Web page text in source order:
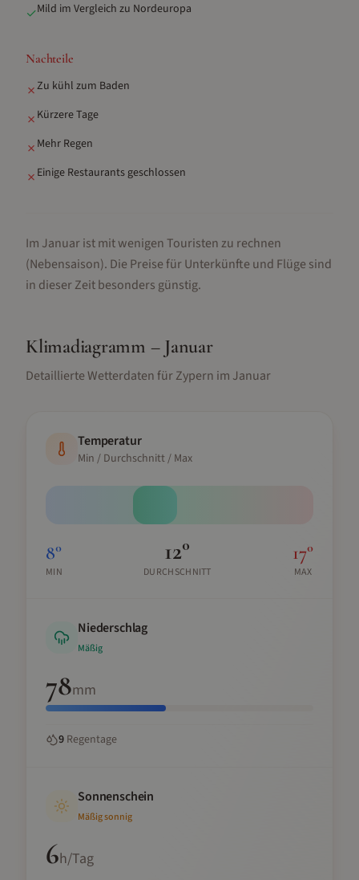
✓Mild im Vergleich zu Nordeuropa
Nachteile
✗Zu kühl zum Baden
✗ Kürzere Tage
✗ Mehr Regen
✗ Einige Restaurants geschlossen
Im Januar ist mit wenigen Touristen zu rechnen
(Nebensaison). Die Preise für Unterkünfte und Flüge sind
in dieser Zeit besonders günstig.
Klimadiagramm – Januar
Detaillierte Wetterdaten fürZypern im Januar
Temperatur
Min / Durchschnitt / Max
8°
MIN
12°
DURCHSCHNITT
17°
MAX
Niederschlag
Mäßig
78mm
9 Regentage
Sonnenschein
Mäßig sonnig
6h/Tag